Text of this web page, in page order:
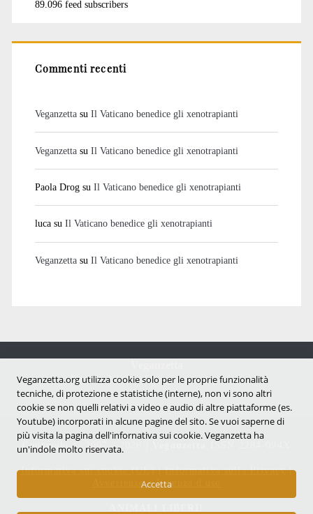
89.096 feed subscribers
Commenti recenti
Veganzettasu Il Vaticano benedice gli xenotrapianti
Veganzettasu Il Vaticano benedice gli xenotrapianti
Paola Drogsu Il Vaticano benedice gli xenotrapianti
lucasu Il Vaticano benedice gli xenotrapianti
Veganzettasu Il Vaticano benedice gli xenotrapianti
Notizie dal mondo vegan e antispecista
Copyright © 2007 - 2026 |
Informativa sui cookie (UE)|Informativa sulla Privacy|
Avvertenze e Licenza d'uso
Veganzetta.org utilizza cookie solo per le proprie funzionalità
tecniche, di protezione e statistiche (interne), non vi sono altri
cookie se non quelli relativi a video e audio di altre piattaforme (es.
Youtube) incorporati in alcune pagine del sito. Se vuoi saperne di
più visita la pagina dell'infornativa sui cookie. Veganzetta ha
un'indole molto riservata.
Accetta